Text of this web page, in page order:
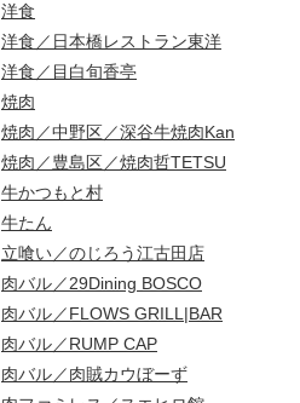
洋食
洋食／日本橋レストラン東洋
洋食／目白旬香亭
焼肉
焼肉／中野区／深谷牛焼肉Kan
焼肉／豊島区／焼肉哲TETSU
牛かつもと村
牛たん
立喰い／のじろう江古田店
肉バル／29Dining BOSCO
肉バル／FLOWS GRILL|BAR
肉バル／RUMP CAP
肉バル／肉賊カウぼーず